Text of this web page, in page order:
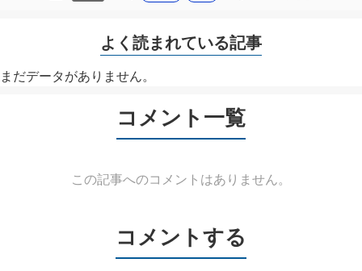
よく読まれている記事
まだデータがありません。
コメント一覧
この記事へのコメントはありません。
コメントする